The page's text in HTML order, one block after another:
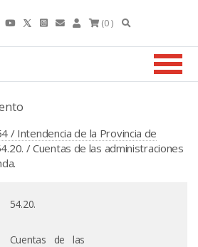
(0 )
/ Intendencia de la Provincia de
/ Cuentas de las administraciones
54.20.
Cuentas de las